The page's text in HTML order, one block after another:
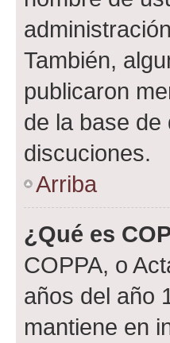
También,
publicaron
de la base
discuciones.
Arriba
¿Qué es
COPPA, o
años del año
mantiene en